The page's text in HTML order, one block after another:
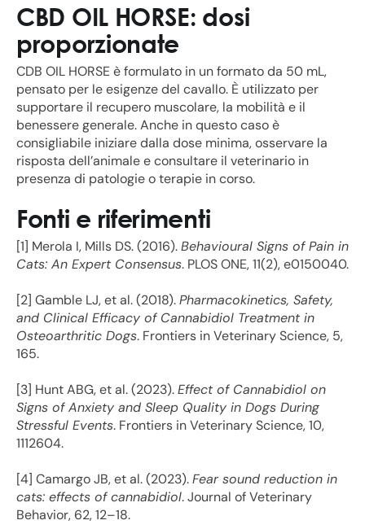
CBD OIL HORSE: dosi
proporzionate
CDB OIL HORSE è formulato in un formato da 50 mL,
pensato per le esigenze del cavallo. È utilizzato per
supportare il recupero muscolare, la mobilità e il
benessere generale. Anche in questo caso è
consigliabile iniziare dalla dose minima, osservare la
risposta dell’animale e consultare il veterinario in
presenza di patologie o terapie in corso.
Fonti e riferimenti
[1] Merola I, Mills DS. (2016).Behavioural Signs of Pain in
Cats: An Expert Consensus. PLOS ONE, 11(2), e0150040.
[2] Gamble LJ, et al. (2018).Pharmacokinetics, Safety,
and Clinical Efficacy of Cannabidiol Treatment in
Osteoarthritic Dogs. Frontiers in Veterinary Science, 5,
165.
[3] Hunt ABG, et al. (2023).Effect of Cannabidiol on
Signs of Anxiety and Sleep Quality in Dogs During
Stressful Events. Frontiers in Veterinary Science, 10,
1112604.
[4] Camargo JB, et al. (2023).Fear sound reduction in
cats: effects of cannabidiol. Journal of Veterinary
Behavior, 62, 12–18.